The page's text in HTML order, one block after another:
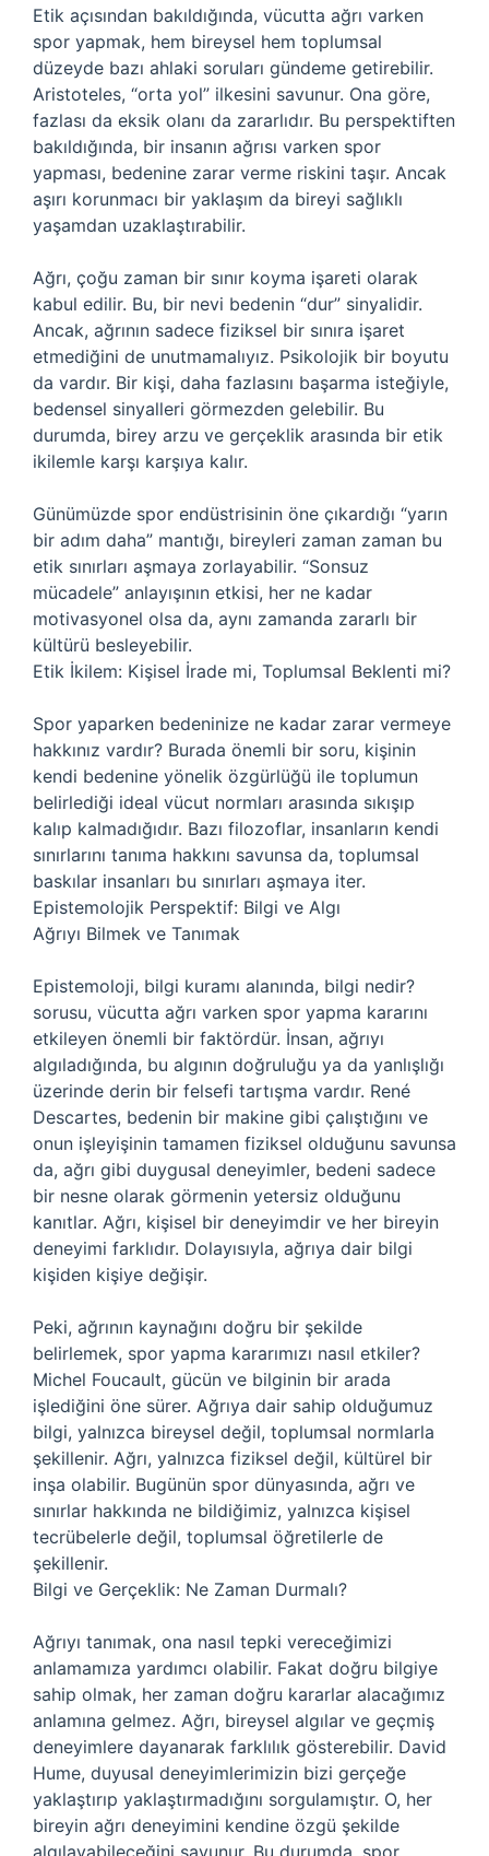
Etik açısından bakıldığında, vücutta ağrı varken
spor yapmak, hem bireysel hem toplumsal
düzeyde bazı ahlaki soruları gündeme getirebilir.
Aristoteles, “orta yol” ilkesini savunur. Ona göre,
fazlası da eksik olanı da zararlıdır. Bu perspektiften
bakıldığında, bir insanın ağrısı varken spor
yapması, bedenine zarar verme riskini taşır. Ancak
aşırı korunmacı bir yaklaşım da bireyi sağlıklı
yaşamdan uzaklaştırabilir.
Ağrı, çoğu zaman bir sınır koyma işareti olarak
kabul edilir. Bu, bir nevi bedenin “dur” sinyalidir.
Ancak, ağrının sadece fiziksel bir sınıra işaret
etmediğini de unutmamalıyız. Psikolojik bir boyutu
da vardır. Bir kişi, daha fazlasını başarma isteğiyle,
bedensel sinyalleri görmezden gelebilir. Bu
durumda, birey arzu ve gerçeklik arasında bir etik
ikilemle karşı karşıya kalır.
Günümüzde spor endüstrisinin öne çıkardığı “yarın
bir adım daha” mantığı, bireyleri zaman zaman bu
etik sınırları aşmaya zorlayabilir. “Sonsuz
mücadele” anlayışının etkisi, her ne kadar
motivasyonel olsa da, aynı zamanda zararlı bir
kültürü besleyebilir.
Etik İkilem: Kişisel İrade mi, Toplumsal Beklenti mi?
Spor yaparken bedeninize ne kadar zarar vermeye
hakkınız vardır? Burada önemli bir soru, kişinin
kendi bedenine yönelik özgürlüğü ile toplumun
belirlediği ideal vücut normları arasında sıkışıp
kalıp kalmadığıdır. Bazı filozoflar, insanların kendi
sınırlarını tanıma hakkını savunsa da, toplumsal
baskılar insanları bu sınırları aşmaya iter.
Epistemolojik Perspektif: Bilgi ve Algı
Ağrıyı Bilmek ve Tanımak
Epistemoloji, bilgi kuramı alanında, bilgi nedir?
sorusu, vücutta ağrı varken spor yapma kararını
etkileyen önemli bir faktördür. İnsan, ağrıyı
algıladığında, bu algının doğruluğu ya da yanlışlığı
üzerinde derin bir felsefi tartışma vardır. René
Descartes, bedenin bir makine gibi çalıştığını ve
onun işleyişinin tamamen fiziksel olduğunu savunsa
da, ağrı gibi duygusal deneyimler, bedeni sadece
bir nesne olarak görmenin yetersiz olduğunu
kanıtlar. Ağrı, kişisel bir deneyimdir ve her bireyin
deneyimi farklıdır. Dolayısıyla, ağrıya dair bilgi
kişiden kişiye değişir.
Peki, ağrının kaynağını doğru bir şekilde
belirlemek, spor yapma kararımızı nasıl etkiler?
Michel Foucault, gücün ve bilginin bir arada
işlediğini öne sürer. Ağrıya dair sahip olduğumuz
bilgi, yalnızca bireysel değil, toplumsal normlarla
şekillenir. Ağrı, yalnızca fiziksel değil, kültürel bir
inşa olabilir. Bugünün spor dünyasında, ağrı ve
sınırlar hakkında ne bildiğimiz, yalnızca kişisel
tecrübelerle değil, toplumsal öğretilerle de
şekillenir.
Bilgi ve Gerçeklik: Ne Zaman Durmalı?
Ağrıyı tanımak, ona nasıl tepki vereceğimizi
anlamamıza yardımcı olabilir. Fakat doğru bilgiye
sahip olmak, her zaman doğru kararlar alacağımız
anlamına gelmez. Ağrı, bireysel algılar ve geçmiş
deneyimlere dayanarak farklılık gösterebilir. David
Hume, duyusal deneyimlerimizin bizi gerçeğe
yaklaştırıp yaklaştırmadığını sorgulamıştır. O, her
bireyin ağrı deneyimini kendine özgü şekilde
algılayabileceğini savunur. Bu durumda, spor